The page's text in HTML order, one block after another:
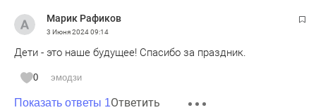
Марик Рафиков
3 Июня 202409:14
Дети - это наше будущее! Спасибо за праздник.
0 эмодзи
Показать ответы 1Ответить